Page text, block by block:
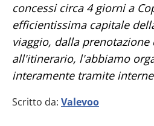
concessi circa 4 giorni a
efficientissima capitale
viaggio, dalla
all'itinerario, l'abbiamo
interamente tramite
Scritto da: Valevoo